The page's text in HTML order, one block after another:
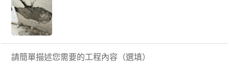
請簡單描述您需要的工程內容（選填）